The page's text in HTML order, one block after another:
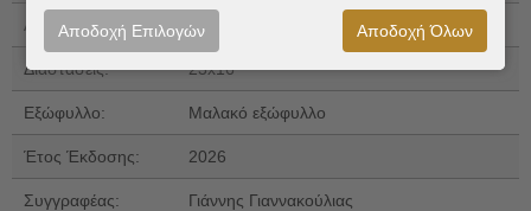
Αριθμός Σελίδων: 422
Διαστάσεις: 23x16
Εξώφυλλο: Μαλακό εξώφυλλο
Έτος Έκδοσης: 2026
Συγγραφέας: Γιάννης Γιαννακούλιας
Αποδοχή Επιλογών Αποδοχή Όλων